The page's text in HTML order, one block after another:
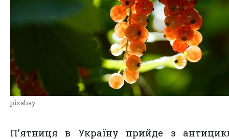
pixabay
П'ятниця в Україну прийде з